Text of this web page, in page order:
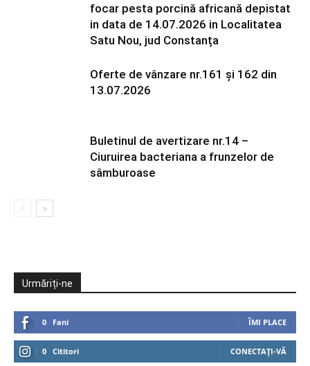
focar pesta porcină africană depistat
in data de 14.07.2026 in Localitatea
Satu Nou, jud Constanța
Oferte de vânzare nr.161 și 162 din
13.07.2026
Buletinul de avertizare nr.14 –
Ciuruirea bacteriana a frunzelor de
sâmburoase
Urmăriți-ne
0 Fani ÎMI PLACE
0 Cititori CONECTAȚI-VĂ